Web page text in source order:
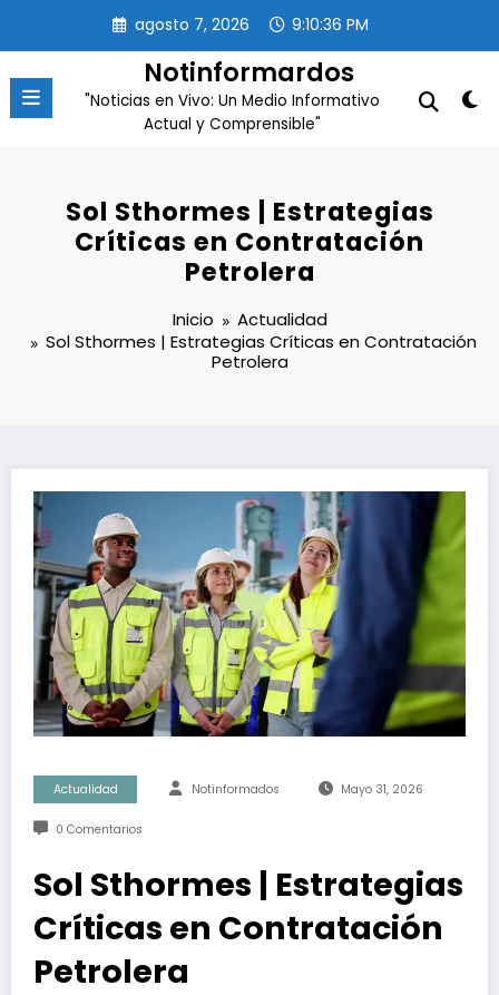
contenido
agosto 7, 2026 9:10:37 PM
Notinformardos
"Noticias en Vivo: Un Medio Informativo
Actual y Comprensible"
Sol Sthormes | Estrategias
Críticas en Contratación
Petrolera
Inicio
Actualidad
Sol Sthormes | Estrategias Críticas en Contratación
Petrolera
Actualidad Notinformados Mayo 31, 2026
0 Comentarios
Sol Sthormes | Estrategias
Críticas en Contratación
Petrolera